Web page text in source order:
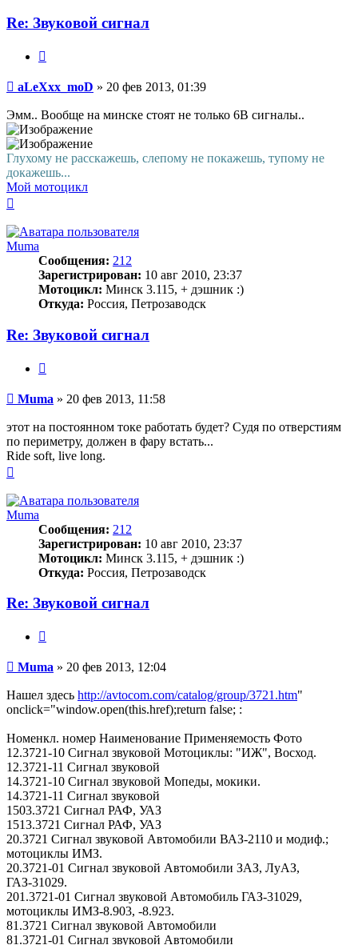
Re: Звуковой сигнал
Сообщение
aLeXxx_moD » 20 фев 2013, 01:39
Эмм.. Вообще на минске стоят не только 6В сигналы..
Глухому не расскажешь, слепому не покажешь, тупому не
докажешь...
Мой мотоцикл
началу
Muma
Сообщения: 212
Зарегистрирован: 10 авг 2010, 23:37
Мотоцикл: Минск 3.115, + дэшник :)
Откуда: Россия, Петрозаводск
Re: Звуковой сигнал
Сообщение
Muma » 20 фев 2013, 11:58
этот на постоянном токе работать будет? Судя по отверстиям
по периметру, должен в фару встать...
Ride soft, live long.
началу
Muma
Сообщения: 212
Зарегистрирован: 10 авг 2010, 23:37
Мотоцикл: Минск 3.115, + дэшник :)
Откуда: Россия, Петрозаводск
Re: Звуковой сигнал
Сообщение
Muma » 20 фев 2013, 12:04
Нашел здесь http://avtocom.com/catalog/group/3721.htm"
onclick="window.open(this.href);return false; :
Номенкл. номер Наименование Применяемость Фото
12.3721-10 Сигнал звуковой Мотоциклы: "ИЖ", Восход.
12.3721-11 Сигнал звуковой
14.3721-10 Сигнал звуковой Мопеды, мокики.
14.3721-11 Сигнал звуковой
1503.3721 Сигнал РАФ, УАЗ
1513.3721 Сигнал РАФ, УАЗ
20.3721 Сигнал звуковой Автомобили ВАЗ-2110 и модиф.;
мотоциклы ИМЗ.
20.3721-01 Сигнал звуковой Автомобили ЗАЗ, ЛуАЗ,
ГАЗ-31029.
201.3721-01 Сигнал звуковой Автомобиль ГАЗ-31029,
мотоциклы ИМЗ-8.903, -8.923.
81.3721 Сигнал звуковой Автомобили
81.3721-01 Сигнал звуковой Автомобили